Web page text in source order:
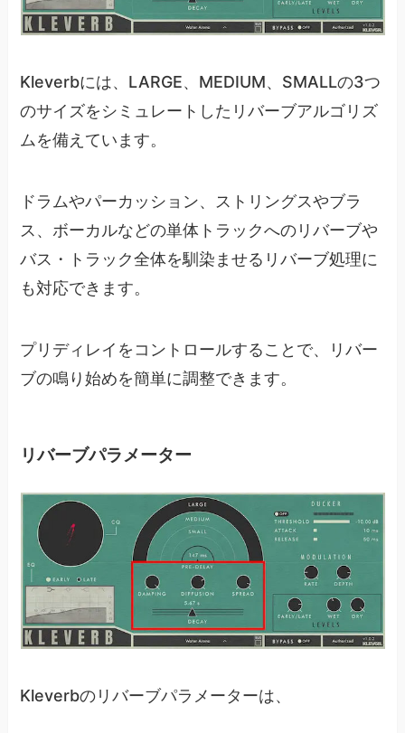
Kleverbには、LARGE、MEDIUM、SMALLの3つ
のサイズをシミュレートしたリバーブアルゴリズ
ムを備えています。
ドラムやパーカッション、ストリングスやブラ
ス、ボーカルなどの単体トラックへのリバーブや
バス・トラック全体を馴染ませるリバーブ処理に
も対応できます。
プリディレイをコントロールすることで、リバー
ブの鳴り始めを簡単に調整できます。
リバーブパラメーター
Kleverbのリバーブパラメーターは、